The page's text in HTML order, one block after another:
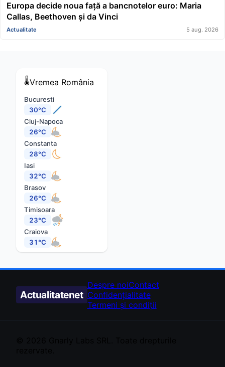
Europa decide noua față a bancnotelor euro: Maria
Callas, Beethoven și da Vinci
Actualitate 5 aug. 2026
🌡️Vremea România
Bucuresti
30°C
Cluj-Napoca
26°C
Constanta
28°C
Iasi
32°C
Brasov
26°C
Timisoara
23°C
Craiova
31°C
Actualitatenet
Despre noiContact
Confidențialitate
Termeni și condiții